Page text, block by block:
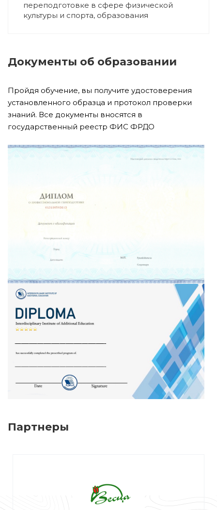
переподготовке в сфере физической
культуры и спорта, образования
Документы об образовании
Пройдя обучение, вы получите удостоверения
установленного образца и протокол проверки
знаний. Все документы вносятся в
государственный реестр ФИС ФРДО
Партнеры